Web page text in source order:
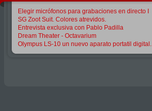
Elegir micrófonos para grabaciones en directo I
SG Zoot Suit. Colores atrevidos.
Entrevista exclusiva con Pablo Padilla
Dream Theater - Octavarium
Olympus LS-10 un nuevo aparato portatil digital.